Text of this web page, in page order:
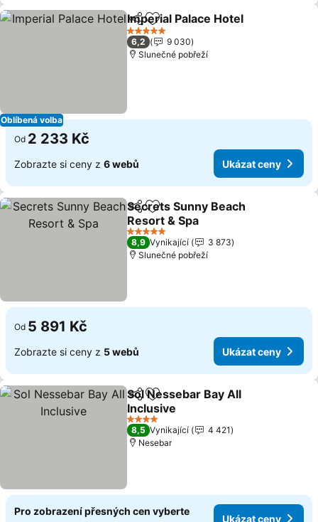
Oblíbená volba
SdíletPřidat na seznam oblíbených
Imperial Palace Hotel
5 Počet hvězdiček
6,2
9 030
Slunečné pobřeží
Od 2 233 Kč
Zobrazte si ceny z 6 webů Ukázat ceny
SdíletPřidat na seznam oblíbených
Secrets Sunny Beach
Resort & Spa
5 Počet hvězdiček
8,9 Vynikající
3 873
Slunečné pobřeží
Od 5 891 Kč
Zobrazte si ceny z 5 webů Ukázat ceny
SdíletPřidat na seznam oblíbených
Sol Nessebar Bay All
Inclusive
4 Počet hvězdiček
8,5 Vynikající
4 421
Nesebar
Pro zobrazení přesných cen vyberte
Ukázat ceny